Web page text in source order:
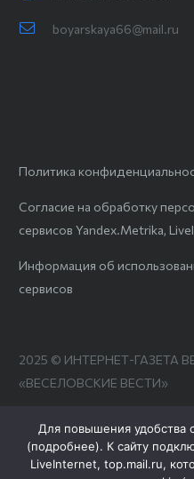
boyarskaya66@mail.ru
Политика
Согласие на обработку
сервисов Yandex.Metrika,
Информация об
сервисов
2025 © ИНТЕРНЕТ-ГАЗЕТА
«ВЕСЕЛОВСКИЕ ВЕСТИ»
Для повышения удобства
(подробнее). К сайту
LiveInternet, top.mail.ru,